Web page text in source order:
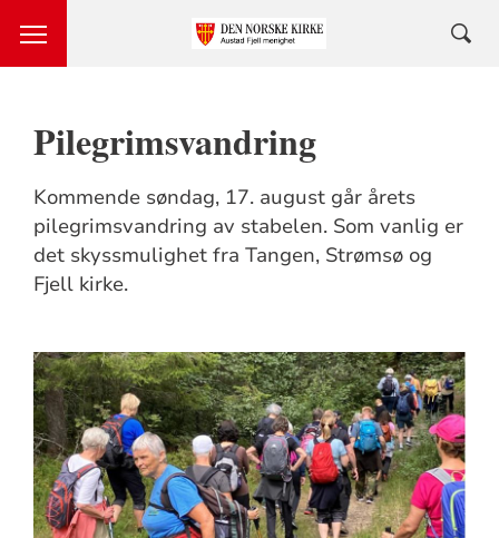
Pilegrimsvandring
Kommende søndag, 17. august går årets
pilegrimsvandring av stabelen. Som vanlig er
det skyssmulighet fra Tangen, Strømsø og
Fjell kirke.